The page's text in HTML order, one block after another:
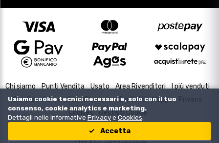
Chi siamo Punti Vendita Usato Area Rivenditori
I più venduti
Condizioni di vendita
Glossario Contatti Mappa
Privacy
Cookies
Gestisci Cookie
Copyright © 2000-2026
P.IVA e C.F. 02433630502
Usiamo cookie tecnici necessari e, solo con il tuo
consenso, cookie analytics e marketing.
Dettagli nelle informative Privacye Cookies.
Accetta